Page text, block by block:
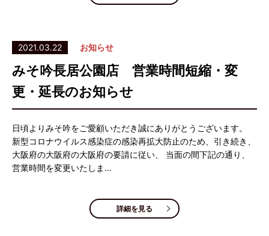
2021.03.22 お知らせ
みそ吟長居公園店 営業時間短縮・変
更・延長のお知らせ
日頃よりみそ吟をご愛顧いただき誠にありがとうございます。
新型コロナウイルス感染症の感染再拡大防止のため、引き続き、
大阪府の大阪府の大阪府の要請に従い、 当面の間下記の通り、
営業時間を変更いたしま…
詳細を見る